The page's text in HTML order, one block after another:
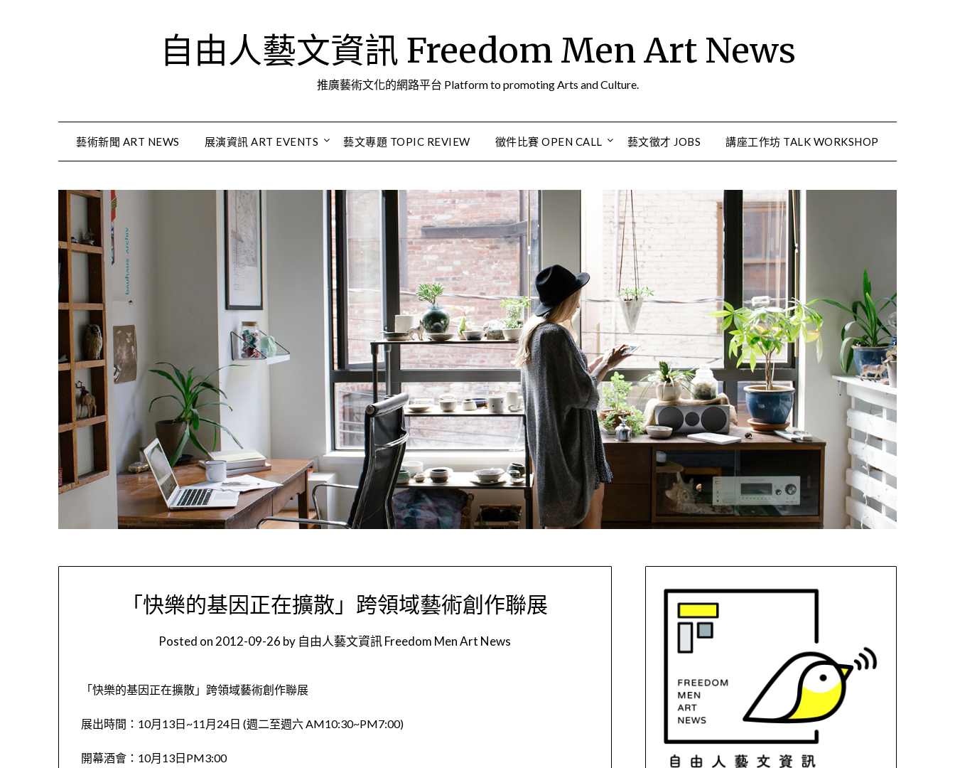
自由人藝文資訊 Freedom Men Art News
推廣藝術文化的網路平台 Platform to promoting Arts and Culture.
藝術新聞 ART NEWS 展演資訊 ART EVENTS 藝文專題 TOPIC REVIEW 徵件比賽 OPEN CALL 藝文徵才 JOBS 講座工作坊 TALK WORKSHOP
「快樂的基因正在擴散」跨領域藝術創作聯展
Posted on2012-09-26 by 自由人藝文資訊 Freedom Men Art News
「快樂的基因正在擴散」跨領域藝術創作聯展
展出時間：10月13日~11月24日 (週二至週六 AM10:30~PM7:00)
開幕酒會：10月13日PM3:00